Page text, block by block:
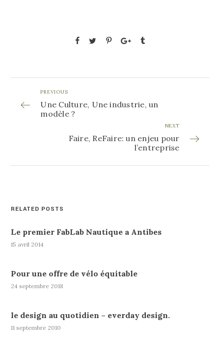
PREVIOUS
Une Culture, Une industrie, un
modèle ?
NEXT
Faire, ReFaire: un enjeu pour
l’entreprise
RELATED POSTS
Le premier FabLab Nautique a Antibes
15 avril 2014
Pour une offre de vélo équitable
24 septembre 2018
le design au quotidien – everday design.
11 septembre 2010